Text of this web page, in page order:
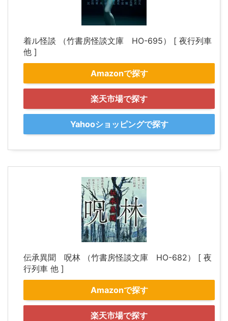
着ル怪談 （竹書房怪談文庫 HO-695） [ 夜行列車
他 ]
Amazonで探す
楽天市場で探す
Yahooショッピングで探す
伝承異聞 呪林 （竹書房怪談文庫 HO-682） [ 夜
行列車 他 ]
Amazonで探す
楽天市場で探す